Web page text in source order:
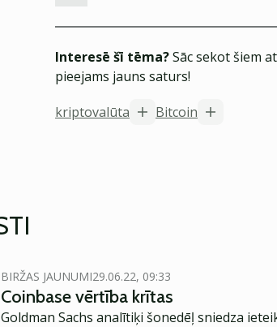
Interesē šī tēma?Sāc sekot šiem
pieejams jauns saturs!
kriptovalūta
Bitcoin
BIRŽAS JAUNUMI29.06.22, 09:33
Coinbase vērtība krītas
Goldman Sachs analītiķi šonedēļ sniedza